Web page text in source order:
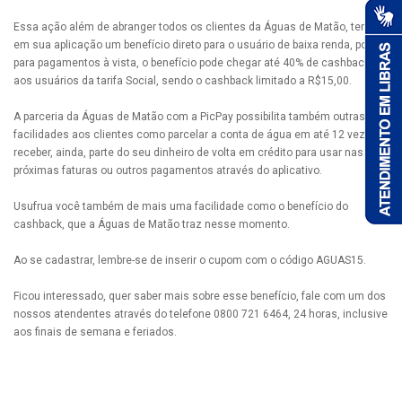
Essa ação além de abranger todos os clientes da Águas de Matão, tem
em sua aplicação um benefício direto para o usuário de baixa renda, pois,
para pagamentos à vista, o benefício pode chegar até 40% de cashback
aos usuários da tarifa Social, sendo o cashback limitado a R$15,00.
A parceria da Águas de Matão com a PicPay possibilita também outras
facilidades aos clientes como parcelar a conta de água em até 12 vezes e
receber, ainda, parte do seu dinheiro de volta em crédito para usar nas
próximas faturas ou outros pagamentos através do aplicativo.
Usufrua você também de mais uma facilidade como o benefício do
cashback, que a Águas de Matão traz nesse momento.
Ao se cadastrar, lembre-se de inserir o cupom com o código AGUAS15.
Ficou interessado, quer saber mais sobre esse benefício, fale com um dos
nossos atendentes através do telefone 0800 721 6464, 24 horas, inclusive
aos finais de semana e feriados.